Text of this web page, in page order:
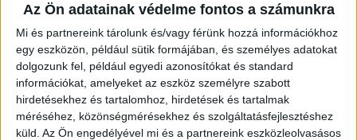
Az Ön adatainak védelme fontos a számunkra
Mi és partnereink tárolunk és/vagy férünk hozzá információkhoz
egy eszközön, például sütik formájában, és személyes adatokat
dolgozunk fel, például egyedi azonosítókat és standard
információkat, amelyeket az eszköz személyre szabott
hirdetésekhez és tartalomhoz, hirdetések és tartalmak
méréséhez, közönségmérésekhez és szolgáltatásfejlesztéshez
küld. Az Ön engedélyével mi és a partnereink eszközleolvasásos
Két év sem kellett: máris nyugdíjba küldi utolsó
amerikai villanyautóját a Honda